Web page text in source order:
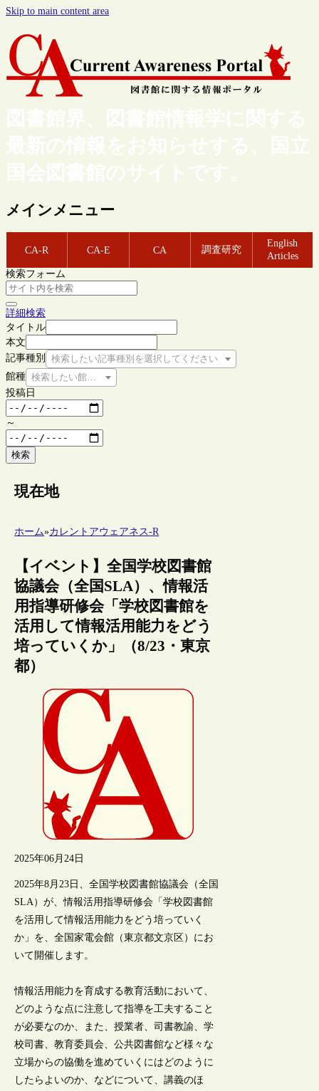
Skip to main content area
図書館界、図書館情報学に関する
最新の情報をお知らせする、国立
国会図書館のサイトです。
メインメニュー
CA-R CA-E CA 調査研究
English
Articles
検索フォーム
詳細検索
タイトル
本文
記事種別
検索したい記事種別を選択してください
館種 検索したい館種を選択してください
投稿日
～
検索
現在地
ホーム»カレントアウェアネス-R
【イベント】全国学校図書館
協議会（全国SLA）、情報活
用指導研修会「学校図書館を
活用して情報活用能力をどう
培っていくか」（8/23・東京
都）
2025年06月24日
2025年8月23日、全国学校図書館協議会（全国
SLA）が、情報活用指導研修会「学校図書館
を活用して情報活用能力をどう培っていく
か」を、全国家電会館（東京都文京区）にお
いて開催します。
情報活用能力を育成する教育活動において、
どのような点に注意して指導を工夫すること
が必要なのか、また、授業者、司書教諭、学
校司書、教育委員会、公共図書館など様々な
立場からの協働を進めていくにはどのように
したらよいのか、などについて、講義のほ